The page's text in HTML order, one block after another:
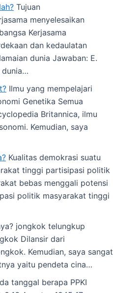
Tujuan
menyelesaikan
Kerjasama
dan kedaulatan
dunia Jawaban: E.
dunia…
Ilmu yang mempelajari
Genetika Semua
Britannica, ilmu
Kemudian, saya
Kualitas demokrasi suatu
tinggi partisipasi politik
bebas menggali potensi
politik masyarakat tinggi
jongkok telungkup
Dilansir dari
Kemudian, saya sangat
yaitu pendeta cina…
tanggal berapa PPKI